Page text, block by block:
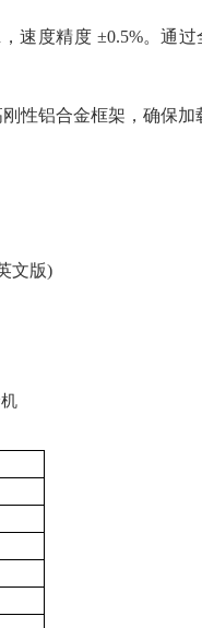
速度精度 ±0.5%。通
性铝合金框架，确保加
文版)